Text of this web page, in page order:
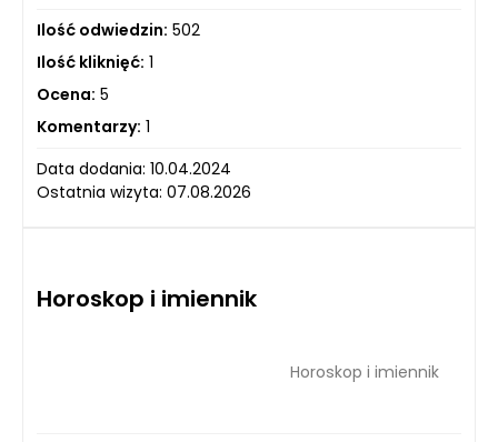
Ilość odwiedzin: 502
Ilość kliknięć: 1
Ocena: 5
Komentarzy: 1
Data dodania: 10.04.2024
Ostatnia wizyta: 07.08.2026
Horoskop i imiennik
Horoskop i imiennik